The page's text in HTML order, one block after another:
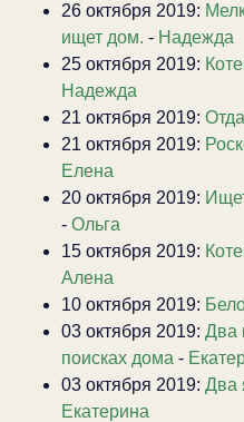
26 октября 2019:
ищет дом. - Надежда
25 октября 2019:
Надежда
21 октября 2019:
21 октября 2019:
Елена
20 октября 2019:
- Ольга
15 октября 2019:
Алена
10 октября 2019:
03 октября 2019: Два
поисках дома -
03 октября 2019: Два
Екатерина